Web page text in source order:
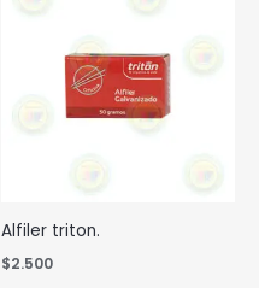
Alfiler triton.
$2.500